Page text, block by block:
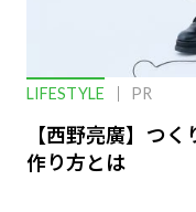
LIFESTYLE PR
【西野亮廣】つ
作り方とは